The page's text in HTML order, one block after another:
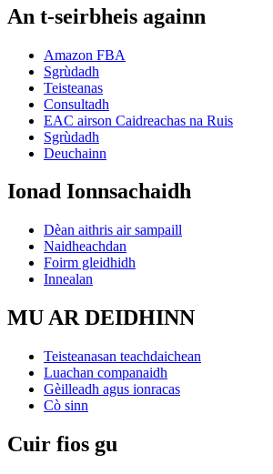
An t-seirbheis againn
Amazon FBA
Sgrùdadh
Teisteanas
Consultadh
EAC airson Caidreachas na Ruis
Sgrùdadh
Deuchainn
Ionad Ionnsachaidh
Dèan aithris air sampaill
Naidheachdan
Foirm gleidhidh
Innealan
MU AR DEIDHINN
Teisteanasan teachdaichean
Luachan companaidh
Gèilleadh agus ionracas
Cò sinn
Cuir fios gu